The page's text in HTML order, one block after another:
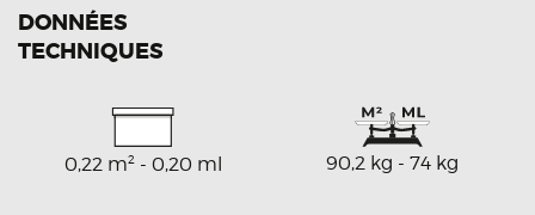
DONNÉES
TECHNIQUES
0,22 m2- 0,20 ml 90,2 kg - 74 kg